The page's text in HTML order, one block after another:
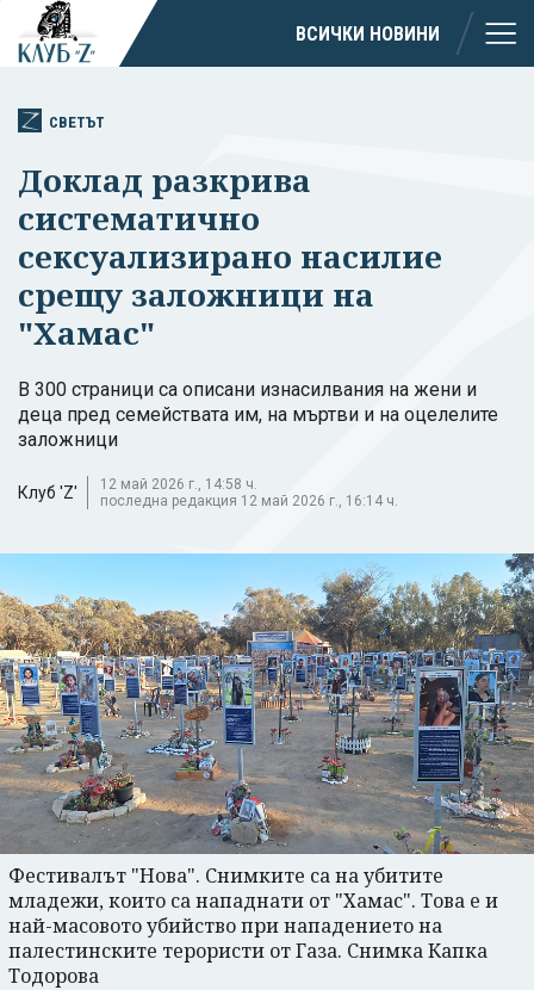
ВСИЧКИ НОВИНИ
СВЕТЪТ
Доклад разкрива
систематично
сексуализирано насилие
срещу заложници на
"Хамас"
В 300 страници са описани изнасилвания на жени и
деца пред семействата им, на мъртви и на оцелелите
заложници
Клуб 'Z'
12 май 2026 г., 14:58 ч.
последна редакция 12 май 2026 г., 16:14 ч.
Фестивалът "Нова". Снимките са на убитите
младежи, които са нападнати от "Хамас". Това е и
най-масовото убийство при нападението на
палестинските терористи от Газа. Снимка Капка
Тодорова